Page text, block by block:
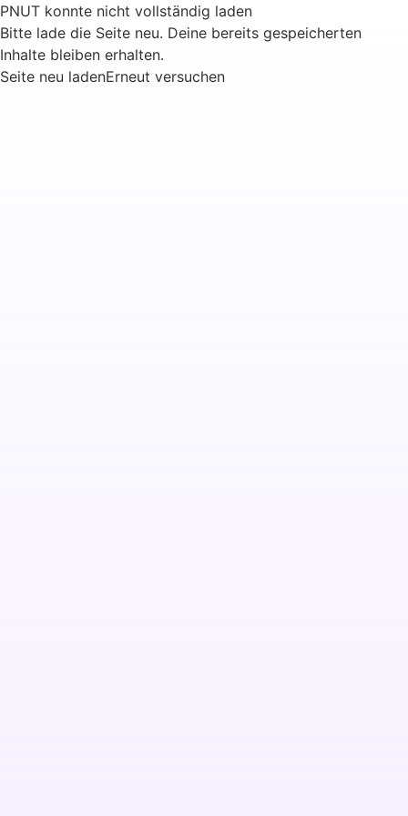
PNUT konnte nicht vollständig laden
Bitte lade die Seite neu. Deine bereits gespeicherten
Inhalte bleiben erhalten.
Seite neu ladenErneut versuchen